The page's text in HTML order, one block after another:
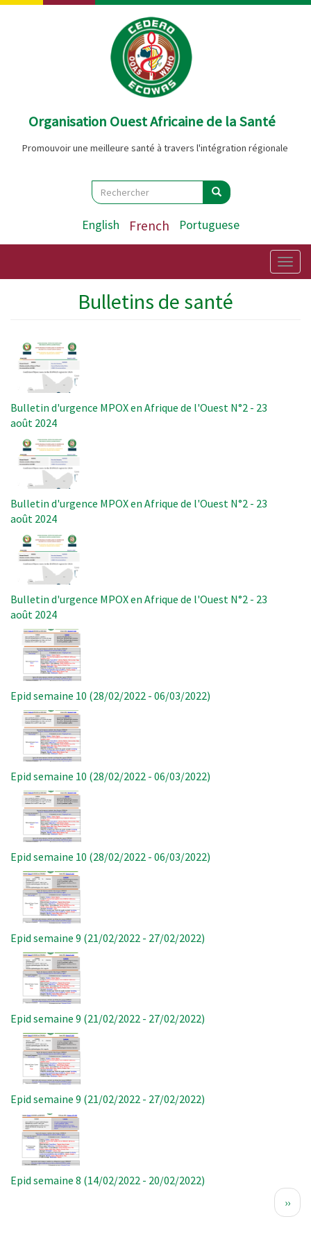
Aller
Organisation Ouest Africaine de la Santé
Promouvoir une meilleure santé à travers l'intégration régionale
Search
Rechercher Rechercher
English French Portuguese
Bulletins de santé
Image
Bulletin d'urgence MPOX en Afrique de l'Ouest N°2 - 23
août 2024
Image
Bulletin d'urgence MPOX en Afrique de l'Ouest N°2 - 23
août 2024
Image
Bulletin d'urgence MPOX en Afrique de l'Ouest N°2 - 23
août 2024
Image
Epid semaine 10 (28/02/2022 - 06/03/2022)
Image
Epid semaine 10 (28/02/2022 - 06/03/2022)
Image
Epid semaine 10 (28/02/2022 - 06/03/2022)
Image
Epid semaine 9 (21/02/2022 - 27/02/2022)
Image
Epid semaine 9 (21/02/2022 - 27/02/2022)
Image
Epid semaine 9 (21/02/2022 - 27/02/2022)
Image
Epid semaine 8 (14/02/2022 - 20/02/2022)
Page
››